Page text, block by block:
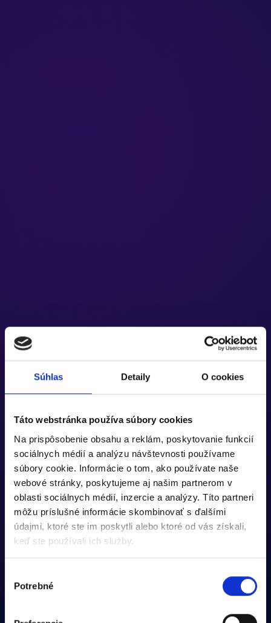
Súhlas Detaily O cookies
Táto webstránka používa súbory cookies
Na prispôsobenie obsahu a reklám, poskytovanie funkcií
sociálnych médií a analýzu návštevnosti používame
súbory cookie. Informácie o tom, ako používate naše
webové stránky, poskytujeme aj našim partnerom v
oblasti sociálnych médií, inzercie a analýzy. Títo partneri
môžu príslušné informácie skombinovať s ďalšími
údajmi, ktoré ste im poskytli alebo ktoré od vás získali,
keď ste používali ich služby.
súhlasu
Potrebné